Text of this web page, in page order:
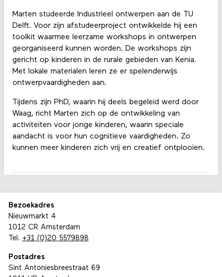
Marten studeerde Industrieel ontwerpen aan de TU
Delft. Voor zijn afstudeerproject ontwikkelde hij een
toolkit waarmee leerzame workshops in ontwerpen
georganiseerd kunnen worden. De workshops zijn
gericht op kinderen in de rurale gebieden van Kenia.
Met lokale materialen leren ze er spelenderwijs
ontwerpvaardigheden aan.
Tijdens zijn PhD, waarin hij deels begeleid werd door
Waag, richt Marten zich op de ontwikkeling van
activiteiten voor jonge kinderen, waarin speciale
aandacht is voor hun cognitieve vaardigheden. Zo
kunnen meer kinderen zich vrij en creatief ontplooien.
Bezoekadres
Nieuwmarkt 4
1012 CR Amsterdam
Tel. +31 (0)20 5579898
Postadres
Sint Antoniesbreestraat 69